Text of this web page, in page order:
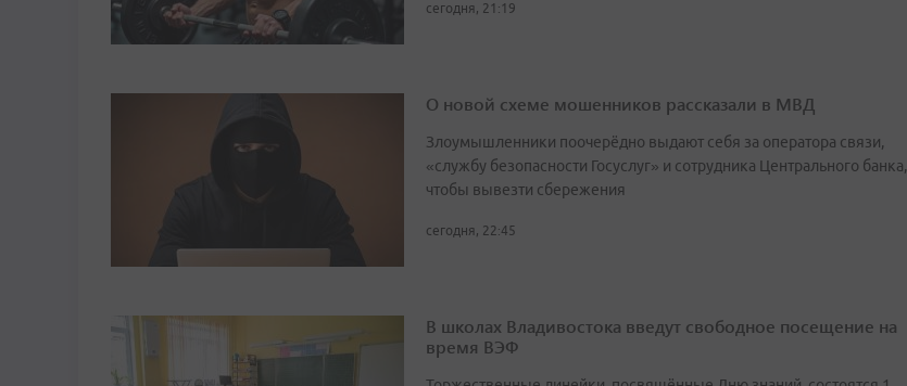
сегодня, 21:19
О новой схеме мошенников рассказали в МВД
Злоумышленники поочерёдно выдают себя за оператора связи,
«службу безопасности Госуслуг» и сотрудника Центрального банка,
чтобы вывезти сбережения
сегодня, 22:45
В школах Владивостока введут свободное посещение на
время ВЭФ